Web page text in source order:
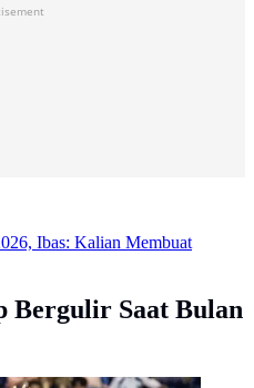
Ibas: Kalian Membuat
Bergulir Saat Bulan